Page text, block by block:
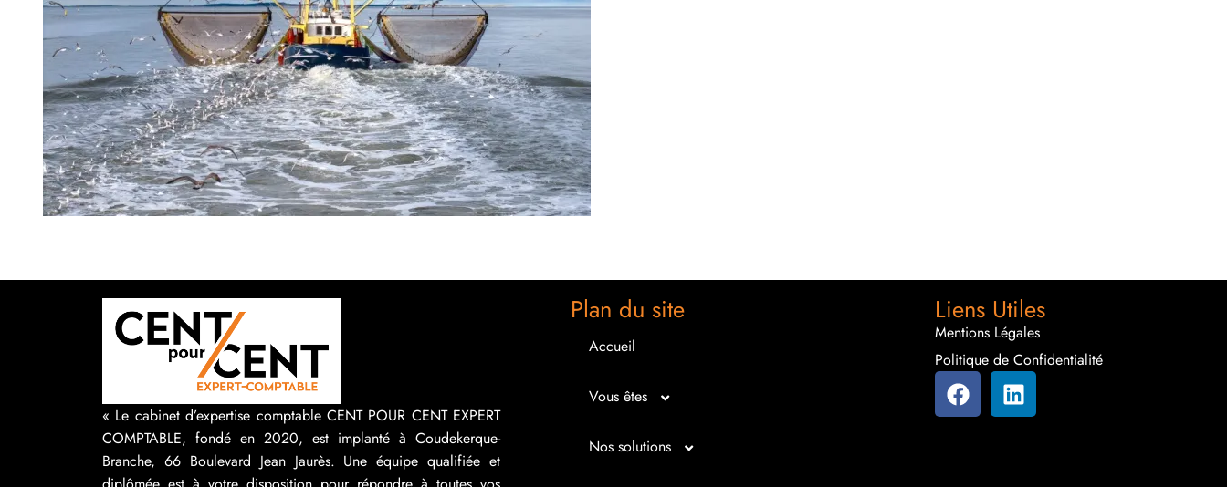
« Le cabinet d’expertise comptable CENT POUR CENT EXPERT
COMPTABLE, fondé en 2020, est implanté à Coudekerque-
Branche, 66 Boulevard Jean Jaurès. Une équipe qualifiée et
Plan du site
Accueil
Vous êtes
Micro entrepreneur
Nos solutions
Liens Utiles
Mentions Légales
Politique de Confidentialité